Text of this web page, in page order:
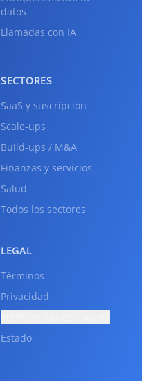
datos
Llamadas con IA
SECTORES
SaaS y suscripción
Scale-ups
Build-ups / M&A
Finanzas y servicios
Salud
Todos los sectores
LEGAL
Términos
Privacidad
Estado